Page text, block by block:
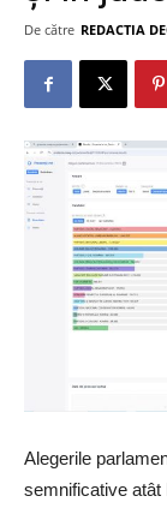
De către REDACTIA
Alegerile
semnificative atât